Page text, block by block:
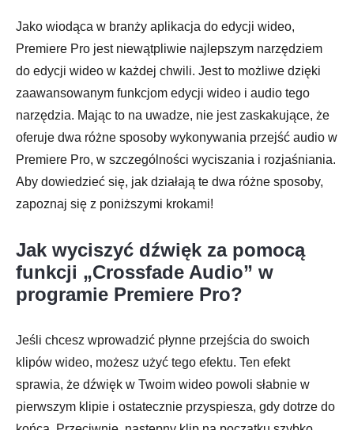
Jako wiodąca w branży aplikacja do edycji wideo,
Premiere Pro jest niewątpliwie najlepszym narzędziem
do edycji wideo w każdej chwili. Jest to możliwe dzięki
zaawansowanym funkcjom edycji wideo i audio tego
narzędzia. Mając to na uwadze, nie jest zaskakujące, że
oferuje dwa różne sposoby wykonywania przejść audio w
Premiere Pro, w szczególności wyciszania i rozjaśniania.
Aby dowiedzieć się, jak działają te dwa różne sposoby,
zapoznaj się z poniższymi krokami!
Jak wyciszyć dźwięk za pomocą
funkcji „Crossfade Audio” w
programie Premiere Pro?
Jeśli chcesz wprowadzić płynne przejścia do swoich
klipów wideo, możesz użyć tego efektu. Ten efekt
sprawia, że dźwięk w Twoim wideo powoli słabnie w
pierwszym klipie i ostatecznie przyspiesza, gdy dotrze do